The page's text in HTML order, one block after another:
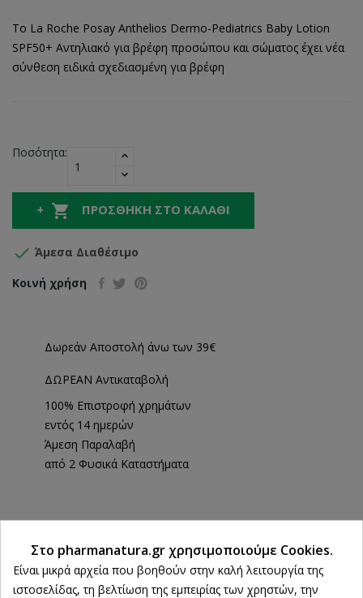
Το La Roche Posay Anthelios Dermo-Pediatrics Baby Lotion
SPF50+ Αντηλιακό για βρέφη προσώπου και σώματος έχει νέα
σύνθεση ειδικά σχεδιασμένη για βρέφη
Ποσότητα:
 ΠΡΟΣΘΉΚΗ ΣΤΟ ΚΑΛΆΘΙ
 Άμεσα Διαθέσιμο
Κοινή χρήση
Δωρεάν Αποστολή άνω των 39€
ΔΩΡΕΑΝ Αντικαταβολή
100% Επιστροφή χρημάτων
εντός 14 ημερών
Άμεση Παραλαβή
από 2 Φυσικά Καταστήματα
ΛΕΠΤΟΜΈΡΕΙΕΣ ΠΡΟΪΌΝΤΟΣ
Στο pharmanatura.gr χρησιμοποιούμε Cookies.
Είναι μικρά αρχεία που βοηθούν στην καλή λειτουργία της
ιστοσελίδας, τη βελτίωση της εμπειρίας των χρηστών, την